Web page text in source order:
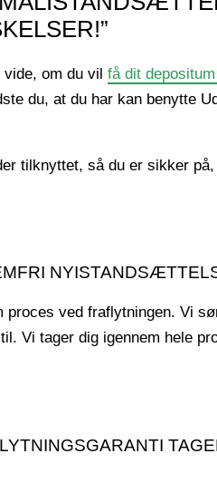
om du vil få dit
du, at du har kan benytte
tilknyttet, så du er sikker
ved fraflytningen. Vi
Vi tager dig igennem hele